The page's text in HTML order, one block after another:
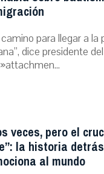
para llegar a la
dice presidente
veces, pero el
la historia
al mundo